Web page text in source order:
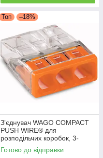
Топ –18%
З'єднувач WAGO COMPACT
PUSH WIRE® для
розподільчих коробок, 3-
провідна клема, 2.5 мм²,
4000 В
Готово до відправки